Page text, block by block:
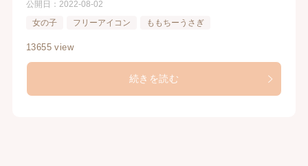
公開日： 2022-08-02
女の子
フリーアイコン ももちーうさぎ
13655 view
続きを読む